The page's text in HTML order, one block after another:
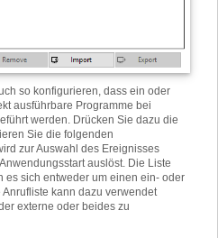
so konfigurieren, dass ein oder
ausführbare Programme bei
werden. Drücken Sie dazu die
Sie die folgenden
zur Auswahl des Ereignisses
auslöst. Die Liste
es sich entweder um einen ein- oder
kann dazu verwendet
externe oder beides zu